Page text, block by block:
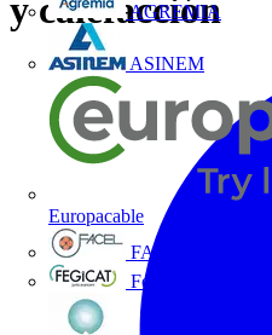
AGREMIA
ASINEM
Europacable
FACEL
Fegicat
y calefacción